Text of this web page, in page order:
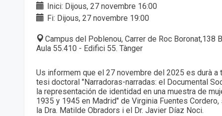
Inici: Dijous, 27 novembre 16:00
Fi: Dijous, 27 novembre 19:00
Campus del Poblenou, Carrer de Roc Boronat,138
Aula 55.410 - Edifici 55. Tànger
Us informem que el 27 novembre del 2025 es durà a
tesi doctoral "Narradoras-narradas: el Documental
la representación de identidad en una muestra de
1935 y 1945 en Madrid" de Virginia Fuentes
la Dra. Matilde Obradors i el Dr. Javier Díaz Noci.